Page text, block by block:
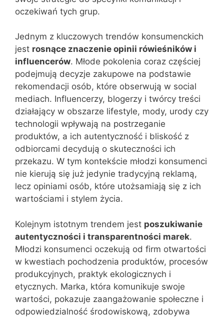
oczekiwań tych grup.
Jednym z kluczowych trendów konsumenckich
jest rosnące znaczenie opinii rówieśników i
influencerów. Młode pokolenia coraz częściej
podejmują decyzje zakupowe na podstawie
rekomendacji osób, które obserwują w social
mediach. Influencerzy, blogerzy i twórcy treści
działający w obszarze lifestyle, mody, urody czy
technologii wpływają na postrzeganie
produktów, a ich autentyczność i bliskość z
odbiorcami decydują o skuteczności ich
przekazu. W tym kontekście młodzi konsumenci
nie kierują się już jedynie tradycyjną reklamą,
lecz opiniami osób, które utożsamiają się z ich
wartościami i stylem życia.
Kolejnym istotnym trendem jest poszukiwanie
autentyczności i transparentności marek.
Młodzi konsumenci oczekują od firm otwartości
w kwestiach pochodzenia produktów, procesów
produkcyjnych, praktyk ekologicznych i
etycznych. Marka, która komunikuje swoje
wartości, pokazuje zaangażowanie społeczne i
odpowiedzialność środowiskową, zdobywa